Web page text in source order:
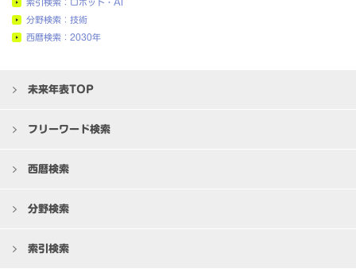
索引検索：ロボット・AI
分野検索：技術
西暦検索：2030年
未来年表TOP
フリーワード検索
西暦検索
分野検索
索引検索